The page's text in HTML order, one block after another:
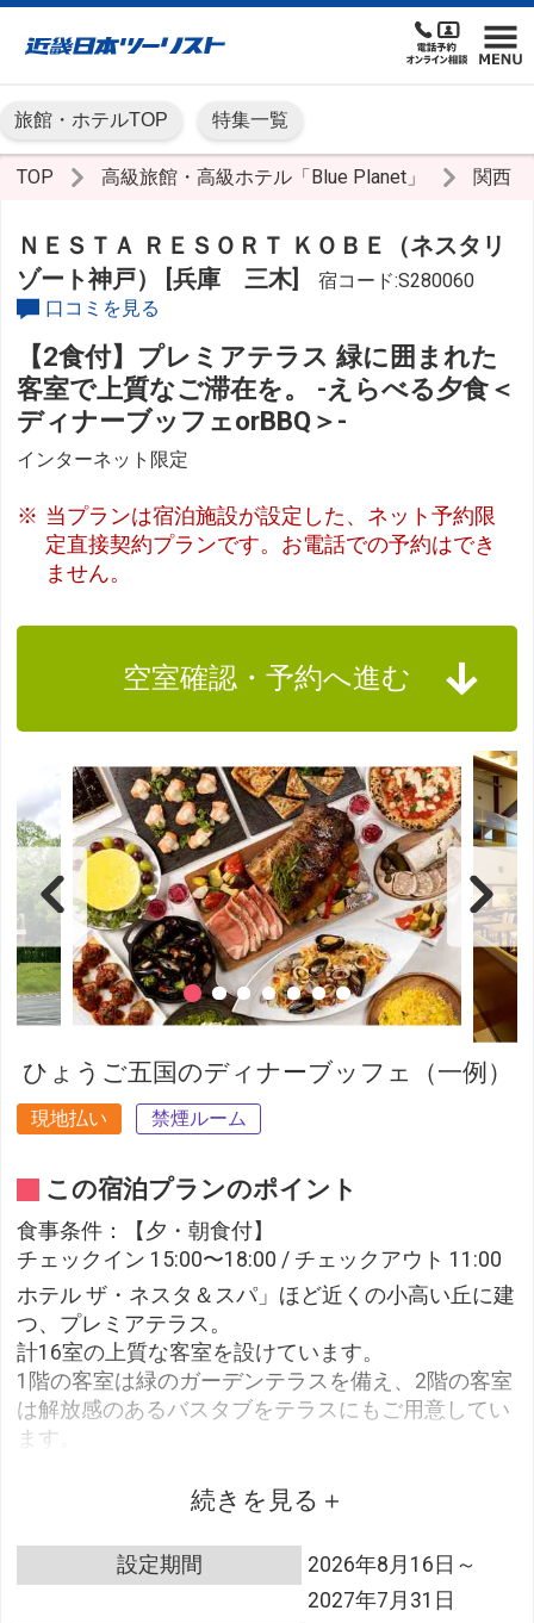
旅館・ホテルTOP 特集一覧
TOP 高級旅館・高級ホテル「Blue Planet」 関西
ＮＥＳＴＡ ＲＥＳＯＲＴ ＫＯＢＥ（ネスタリ
ゾート神戸） [兵庫 三木]
宿コード:S280060
口コミを見る
【2食付】プレミアテラス 緑に囲まれた
客室で上質なご滞在を。 -えらべる夕食＜
ディナーブッフェorBBQ＞-
インターネット限定
当プランは宿泊施設が設定した、ネット予約限
定直接契約プランです。お電話での予約はでき
ません。
空室確認・予約へ進む
ひょうご五国のディナーブッフェ（一例）
現地払い 禁煙ルーム
この宿泊プランのポイント
食事条件：【夕・朝食付】
チェックイン 15:00〜18:00 / チェックアウト 11:00
ホテル ザ・ネスタ＆スパ」ほど近くの小高い丘に建
つ、プレミアテラス。
計16室の上質な客室を設けています。
1階の客室は緑のガーデンテラスを備え、2階の客室
は解放感のあるバスタブをテラスにもご用意してい
ます。
※1階 ガーデンテラス・・客室内のバスタブが温泉
給湯
2階 温泉テラス・・客室内のバスタブに加えてテラ
続きを見る
設定期間
2026年8月16日～
2027年7月31日